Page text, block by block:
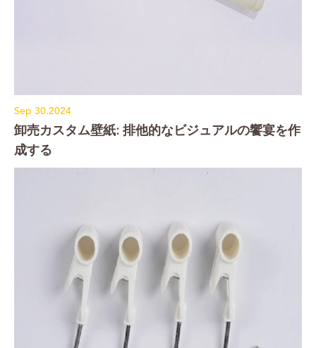
Sep 30.2024
卸売カスタム壁紙: 排他的なビジュアルの饗宴を作
成する